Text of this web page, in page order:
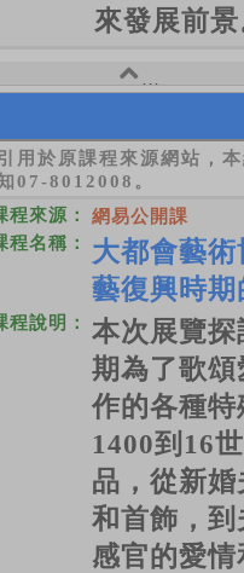
來發展前
用於原課程來源網站，
07-8012008。
程來源：
網易公開課
程名稱：
大都會藝
藝復興時
程說明：
本次展覽
期為了歌
作的各種
1400到16
品，從新
和首飾，
感官的愛